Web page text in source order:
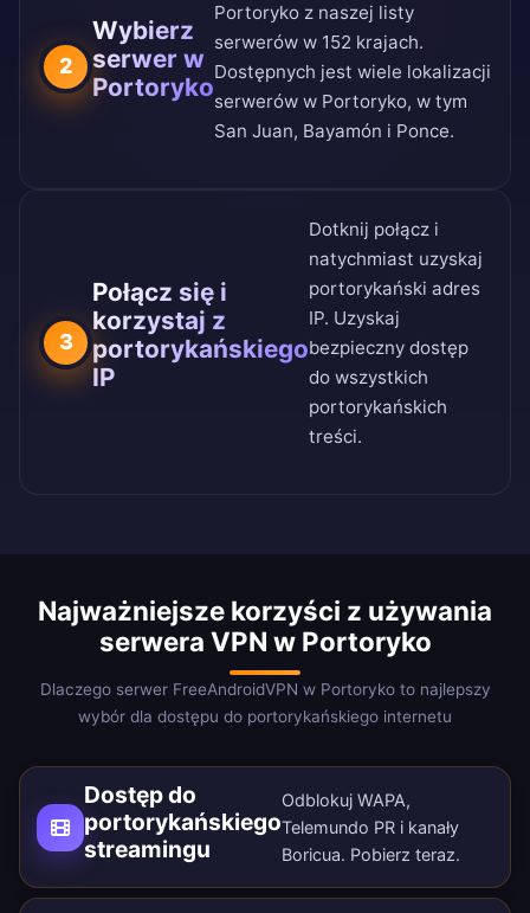
2
Wybierz
serwer w
Portoryko
Portoryko z naszej listy
serwerów w 152 krajach.
Dostępnych jest wiele lokalizacji
serwerów w Portoryko, w tym
San Juan, Bayamón i Ponce.
3
Połącz się i
korzystaj z
portorykańskiego
IP
Dotknij połącz i
natychmiast uzyskaj
portorykański adres
IP. Uzyskaj
bezpieczny dostęp
do wszystkich
portorykańskich
treści.
Najważniejsze korzyści z używania
serwera VPN w Portoryko
Dlaczego serwer FreeAndroidVPN w Portoryko to najlepszy
wybór dla dostępu do portorykańskiego internetu
Dostęp do
portorykańskiego
streamingu
Odblokuj WAPA,
Telemundo PR i kanały
Boricua. Pobierz teraz.